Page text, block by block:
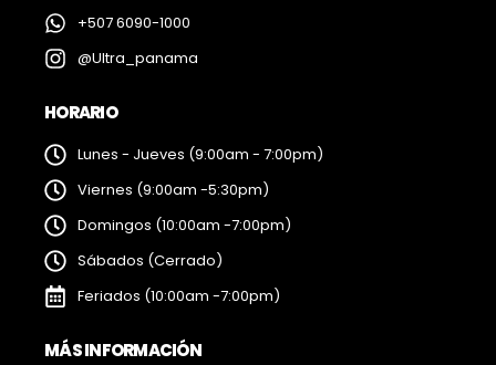
+507 6090-1000
@Ultra_panama
HORARIO
Lunes - Jueves (9:00am - 7:00pm)
Viernes (9:00am -5:30pm)
Domingos (10:00am -7:00pm)
Sábados (Cerrado)
Feriados (10:00am -7:00pm)
MÁS INFORMACIÓN